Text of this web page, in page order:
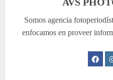
Somos agencia
enfocamos en proveer